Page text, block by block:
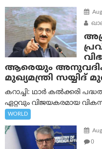
ആരെയും
മുഖ്യമന്ത്രി സയ്യിദ്
കറാച്ചി: ഥാർ കൽക്കരി
ഏറ്റവും വിജയകരമായ
WORLD
0